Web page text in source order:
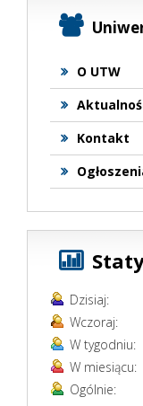
O UTW
Kontakt
Dzisiaj:
Wczoraj:
W tygodniu:
W miesiącu:
Ogólnie: